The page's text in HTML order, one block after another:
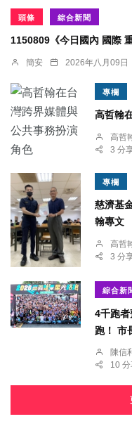
頭條 綜合新聞
1150809《今日國內 國際
簡安 2026年八月09日
專欄
高哲翰
高哲
3 分
專欄
慈濟基
翰專文
高哲
3 分
綜合新
4千跑者
跑！ 市
陳信
10